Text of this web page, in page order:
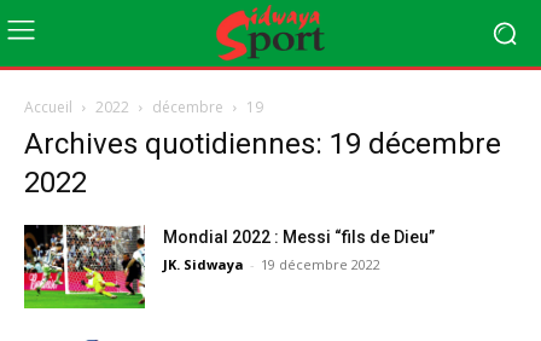
Accueil 2022 décembre 19
Archives quotidiennes: 19 décembre
2022
Mondial 2022 : Messi “fils de Dieu”
JK. Sidwaya - 19 décembre 2022